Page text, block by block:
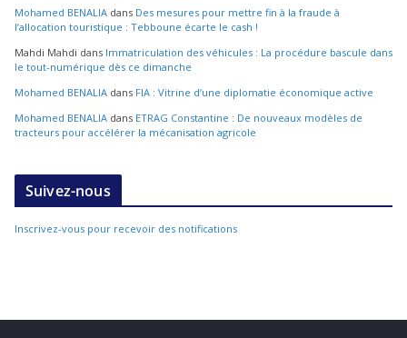
Mohamed BENALIA dans Des mesures pour mettre fin à la fraude à
l’allocation touristique : Tebboune écarte le cash !
Mahdi Mahdi dans Immatriculation des véhicules : La procédure bascule dans
le tout-numérique dès ce dimanche
Mohamed BENALIA dans FIA : Vitrine d’une diplomatie économique active
Mohamed BENALIA dans ETRAG Constantine : De nouveaux modèles de
tracteurs pour accélérer la mécanisation agricole
Suivez-nous
Inscrivez-vous pour recevoir des notifications